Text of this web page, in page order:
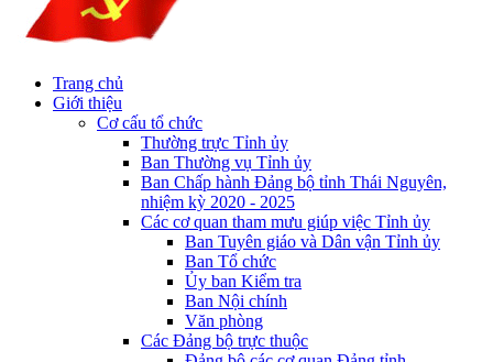
Trang chủ
Giới thiệu
Cơ cấu tổ chức
Thường trực Tỉnh ủy
Ban Thường vụ Tỉnh ủy
Ban Chấp hành Đảng bộ tỉnh Thái Nguyên,
nhiệm kỳ 2020 - 2025
Các cơ quan tham mưu giúp việc Tỉnh ủy
Ban Tuyên giáo và Dân vận Tỉnh ủy
Ban Tổ chức
Ủy ban Kiểm tra
Ban Nội chính
Văn phòng
Các Đảng bộ trực thuộc